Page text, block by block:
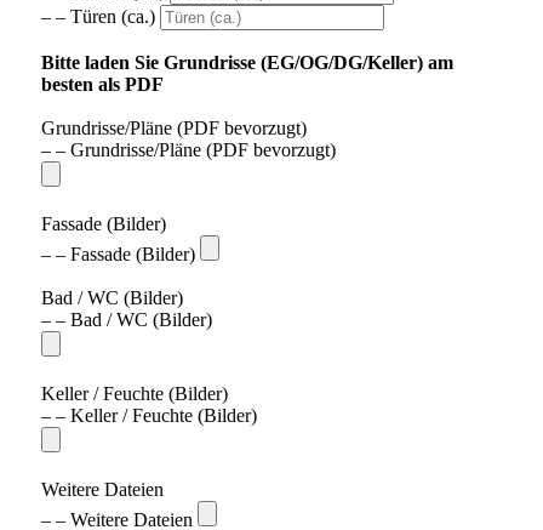
– – Türen (ca.)
Bitte laden Sie Grundrisse (EG/OG/DG/Keller) am
besten als PDF
Grundrisse/Pläne (PDF bevorzugt)
– – Grundrisse/Pläne (PDF bevorzugt)
Fassade (Bilder)
– – Fassade (Bilder)
Bad / WC (Bilder)
– – Bad / WC (Bilder)
Keller / Feuchte (Bilder)
– – Keller / Feuchte (Bilder)
Weitere Dateien
– – Weitere Dateien